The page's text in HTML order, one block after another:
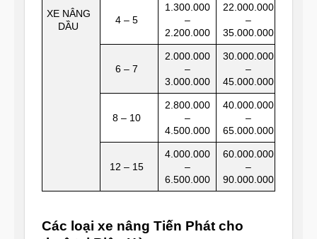
XE NÂNG
DẦU
4 – 5
1.300.000
–
2.200.000
22.000.000
–
35.000.000
6 – 7
2.000.000
–
3.000.000
30.000.000
–
45.000.000
8 – 10
2.800.000
–
4.500.000
40.000.000
–
65.000.000
12 – 15
4.000.000
–
6.500.000
60.000.000
–
90.000.000
Các loại xe nâng Tiến Phát cho